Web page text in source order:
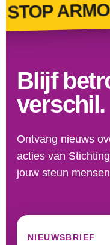
Blijf
verschil.
Ontvang nieuws
acties van
jouw steun
NIEUWSBRIEF